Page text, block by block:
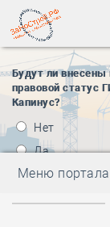
Будут ли
правовой статус
Капинус?
Нет
Да
Меню портала